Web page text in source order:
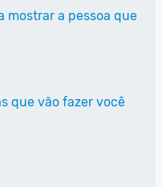
mostrar a pessoa que
que vão fazer você